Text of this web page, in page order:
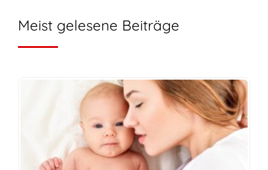
Meist gelesene Beiträge